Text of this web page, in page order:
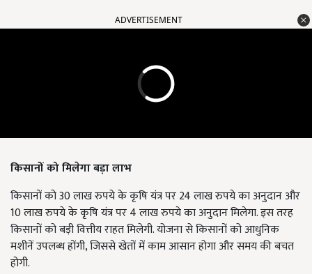
ADVERTISEMENT
किसानों को मिलेगा बड़ा लाभ
किसानों को 30 लाख रुपये के कृषि यंत्र पर 24 लाख रुपये का अनुदान और
10 लाख रुपये के कृषि यंत्र पर 4 लाख रुपये का अनुदान मिलेगा. इस तरह
किसानों को बड़ी वित्तीय राहत मिलेगी. योजना से किसानों को आधुनिक
मशीनें उपलब्ध होंगी, जिससे खेतों में काम आसान होगा और समय की बचत
होगी.